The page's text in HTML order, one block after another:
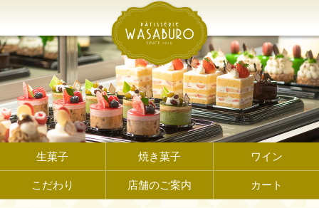
生菓子 焼き菓子 ワイン
こだわり 店舗のご案内 カート